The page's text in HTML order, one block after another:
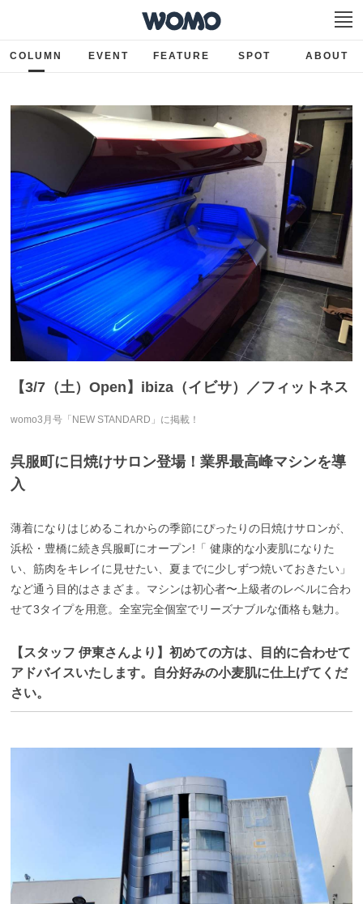
COLUMN EVENT FEATURE SPOT ABOUT
【3/7（土）Open】ibiza（イビサ）／フィットネス
womo3月号「NEW STANDARD」に掲載！
呉服町に日焼けサロン登場！業界最高峰マシンを導
入
薄着になりはじめるこれからの季節にぴったりの日焼けサロンが、
浜松・豊橋に続き呉服町にオープン!「 健康的な小麦肌になりた
い、筋肉をキレイに見せたい、夏までに少しずつ焼いておきたい」
など通う目的はさまざま。マシンは初心者〜上級者のレベルに合わ
せて3タイプを用意。全室完全個室でリーズナブルな価格も魅力。
【スタッフ 伊東さんより】初めての方は、目的に合わせて
アドバイスいたします。自分好みの小麦肌に仕上げてくだ
さい。